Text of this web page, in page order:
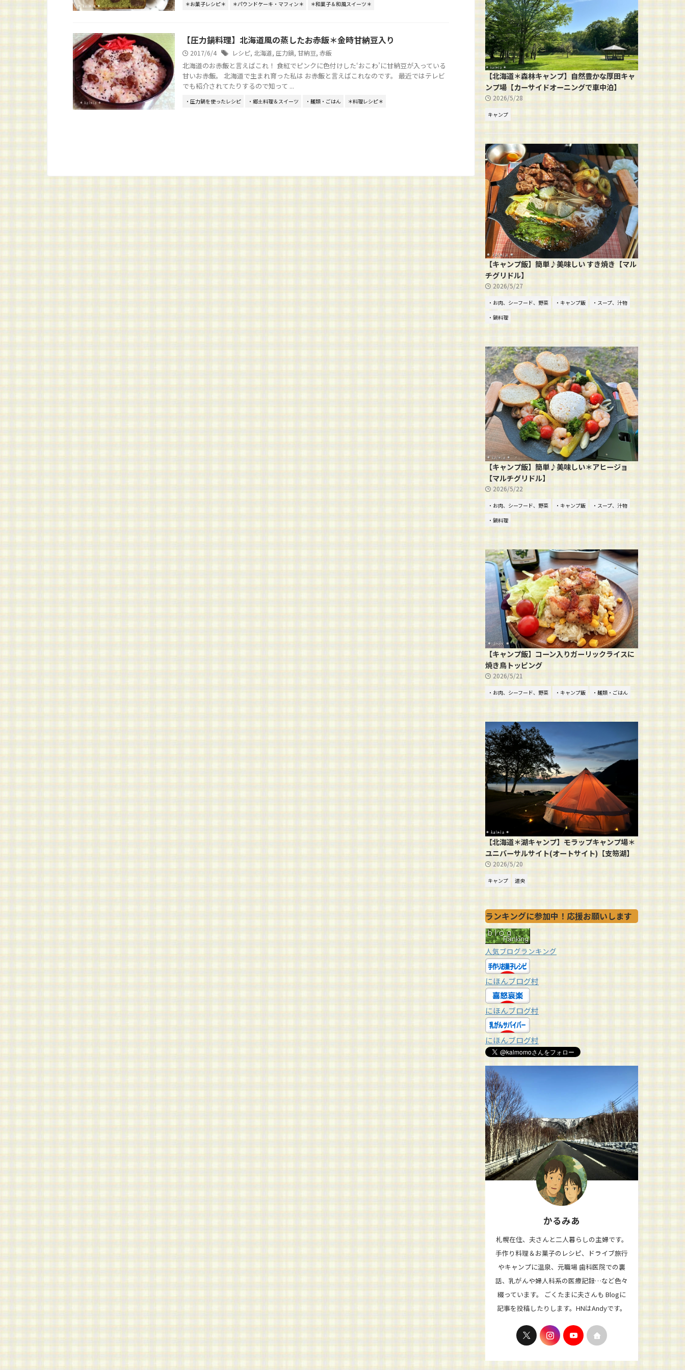
＊お菓子レシピ＊ ＊パウンドケーキ・マフィン＊ ＊和菓子＆和風スイーツ＊
【圧力鍋料理】北海道風の蒸したお赤飯＊金時甘納豆入り
2017/6/4 レシピ, 北海道, 圧力鍋, 甘納豆, 赤飯
北海道のお赤飯と言えばこれ！ 食紅でピンクに色付けした‘おこわ’に甘納豆が入っている
甘いお赤飯。 北海道で生まれ育った私は お赤飯と言えばこれなのです。 最近ではテレビ
でも紹介されてたりするので知って ...
・圧力鍋を使ったレシピ ・郷土料理＆スイーツ ・麺類・ごはん ＊料理レシピ＊
【北海道＊森林キャンプ】自然豊かな厚田キャ
ンプ場【カーサイドオーニングで車中泊】
2026/5/28
キャンプ
【キャンプ飯】簡単♪美味しい すき焼き【マル
チグリドル】
2026/5/27
・お肉、シーフード、野菜 ・キャンプ飯
・スープ、汁物
・鍋料理
【キャンプ飯】簡単♪美味しい＊アヒージョ
【マルチグリドル】
2026/5/22
・お肉、シーフード、野菜 ・キャンプ飯
・スープ、汁物
・鍋料理
【キャンプ飯】コーン入りガーリックライスに
焼き鳥トッピング
2026/5/21
・お肉、シーフード、野菜 ・キャンプ飯 ・麺類・ごはん
【北海道＊湖キャンプ】モラップキャンプ場＊
ユニバーサルサイト(オートサイト)【支笏湖】
2026/5/20
キャンプ 道央
ランキングに参加中！応援お願いします
人気ブログランキング
にほんブログ村
にほんブログ村
にほんブログ村
かるみあ
札幌在住、夫さんと二人暮らしの主婦です。
手作り料理＆お菓子のレシピ、ドライブ旅行
やキャンプに温泉、元職場 歯科医院での裏
話、乳がんや婦人科系の医療記録…など色々
綴っています。 ごくたまに夫さんも Blogに
記事を投稿したりします。HNはAndyです。